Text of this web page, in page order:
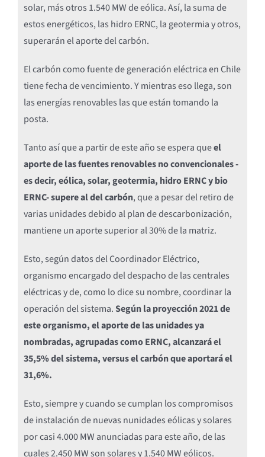
solar, más otros 1.540 MW de eólica. Así, la suma de
estos energéticos, las hidro ERNC, la geotermia y otros,
superarán el aporte del carbón.
El carbón como fuente de generación eléctrica en Chile
tiene fecha de vencimiento. Y mientras eso llega, son
las energías renovables las que están tomando la
posta.
Tanto así que a partir de este año se espera queel
aporte de las fuentes renovables no convencionales -
es decir, eólica, solar, geotermia, hidro ERNC y bio
ERNC- supere al del carbón, que a pesar del retiro de
varias unidades debido al plan de descarbonización,
mantiene un aporte superior al 30% de la matriz.
Esto, según datos del Coordinador Eléctrico,
organismo encargado del despacho de las centrales
eléctricas y de, como lo dice su nombre, coordinar la
operación del sistema.Según la proyección 2021 de
este organismo, el aporte de las unidades ya
nombradas, agrupadas como ERNC, alcanzará el
35,5% del sistema, versus el carbón que aportará el
31,6%.
Esto, siempre y cuando se cumplan los compromisos
de instalación de nuevas nunidades eólicas y solares
por casi 4.000 MW anunciadas para este año, de las
cuales 2.450 MW son solares y 1.540 MW eólicos.